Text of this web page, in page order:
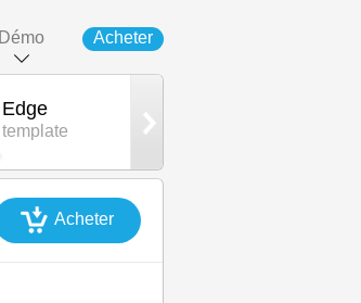
Démo Acheter
Edge
template
Acheter